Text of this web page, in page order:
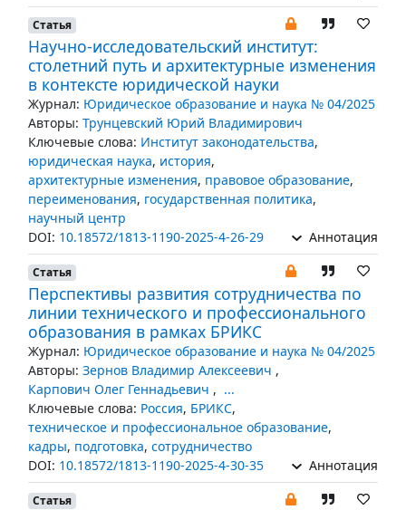
Статья
Научно-исследовательский институт:
столетний путь и архитектурные изменения
в контексте юридической науки
Журнал: Юридическое образование и наука № 04/2025
Авторы: Трунцевский Юрий Владимирович
Ключевые слова: Институт законодательства,
юридическая наука, история,
архитектурные изменения, правовое образование,
переименования, государственная политика,
научный центр
DOI: 10.18572/1813-1190-2025-4-26-29 Аннотация
Статья
Перспективы развития сотрудничества по
линии технического и профессионального
образования в рамках БРИКС
Журнал: Юридическое образование и наука № 04/2025
Авторы: Зернов Владимир Алексеевич ,
Карпович Олег Геннадьевич , ...
Ключевые слова: Россия, БРИКС,
техническое и профессиональное образование,
кадры, подготовка, сотрудничество
DOI: 10.18572/1813-1190-2025-4-30-35 Аннотация
Статья